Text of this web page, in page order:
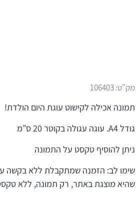
מק"ט:106403
תמונה אכילה לקישוט עוגת היום הולדת!
גודל A4. עוגה עגולה בקוטר 20 ס”מ
ניתן להוסיף טקסט על התמונה
שימו לב: הזמנה שמתקבלת ללא בקשה
שהיא מוצגת באתר, רק תמונה, ללא